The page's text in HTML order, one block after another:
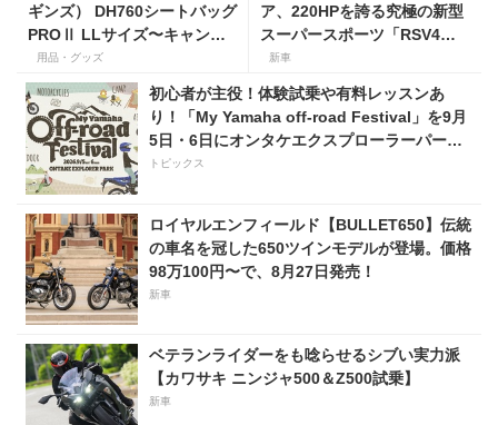
ギンズ） DH760シートバッグ
PROⅡ LLサイズ〜キャンプ
ツーリングにも安心の大容量
ツアーバッグ〜
用品・グッズ
ア、220HPを誇る究極の新型
スーパースポーツ「RSV4
Factory」を発売。価格363万
円！
新車
初心者が主役！体験試乗や有料レッスンあ
り！「My Yamaha off-road Festival」を9月
5日・6日にオンタケエクスプローラーパーク
で実施！
トピックス
ロイヤルエンフィールド【BULLET650】伝統
の車名を冠した650ツインモデルが登場。価格
98万100円〜で、8月27日発売！
新車
ベテランライダーをも唸らせるシブい実力派
【カワサキ ニンジャ500＆Z500試乗】
新車